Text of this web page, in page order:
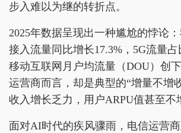
步入难以为继的转折点。
2025年数据呈现出一种尴尬的悖论
接入流量同比增长17.3%，5G流量
移动互联网月户均流量（DOU）创
运营商而言，却是典型的“增量不
收入增长乏力，用户ARPU值甚至不
面对AI时代的疾风骤雨，电信运营